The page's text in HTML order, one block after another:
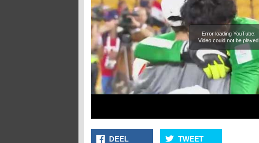
Error loading YouTube:
Video could not be played
DEEL TWEET